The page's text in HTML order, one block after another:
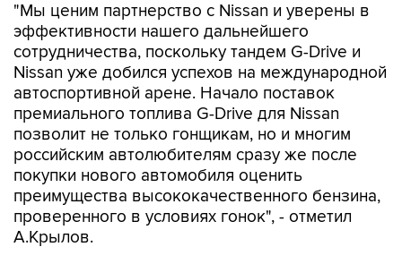
"Мы ценим партнерство с Nissan и уверены в
эффективности нашего дальнейшего
сотрудничества, поскольку тандем G-Drive и
Nissan уже добился успехов на международной
автоспортивной арене. Начало поставок
премиального топлива G-Drive для Nissan
позволит не только гонщикам, но и многим
российским автолюбителям сразу же после
покупки нового автомобиля оценить
преимущества высококачественного бензина,
проверенного в условиях гонок", - отметил
А.Крылов.